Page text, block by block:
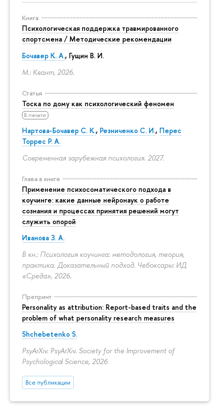
Книга
Психологическая поддержка травмированного
спортсмена / Методические рекомендации
Бочавер К. А., Гущин В. И.
М.: Квант, 2026.
Статья
Тоска по дому как психологический феномен
В печати
Нартова-Бочавер С. К., Резниченко С. И., Перес
Торрес Р. А.
Современная зарубежная психология. 2027.
Глава в книге
Применение психосоматического подхода в
коучинге: какие данные нейронаук о работе
сознания и процессах принятия решений могут
служить опорой
Иванова З. А.
В кн.: Психология коучинга: методология, теория,
практика. Доказательный подход. Чебоксары: ИД
«Среда», 2026.
Препринт
Personality as attribution: Report-based traits and the
problem of what personality research measures
Shchebetenko S.
PsyArXiv. PsyArXiv. Society for the Improvement of
Psychological Science, 2026
Все публикации